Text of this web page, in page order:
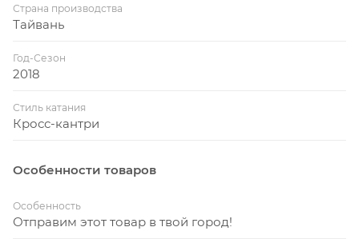
Страна производства
Тайвань
Год-Сезон
2018
Стиль катания
Кросс-кантри
Особенности товаров
Особенность
Отправим этот товар в твой город!